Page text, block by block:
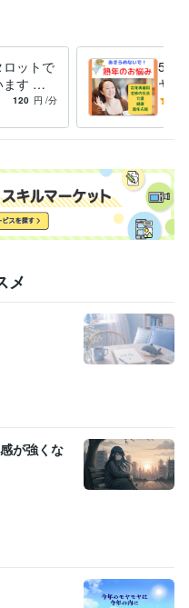
在
ざいます！ お陰様でゴールド
ー様700人超え、ありがとうご
ました！ありがとうございま
りました！ありがとうござい
！ありがとうございます！ フ
年
間関係、恋愛などの悩み相談■
フプランニング（自分組織図作
服 リラックス法
ットで
す 恋
事❤️あな
120 円 /分
50才
ヤし
年・
ご不
メ
が強くな